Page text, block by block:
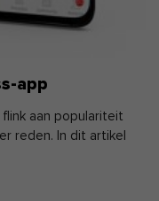
app
aan populariteit
reden. In dit artikel